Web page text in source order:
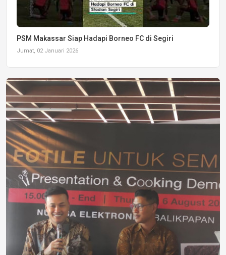
PSM Makassar Siap Hadapi Borneo FC di Segiri
Jumat, 02 Januari 2026